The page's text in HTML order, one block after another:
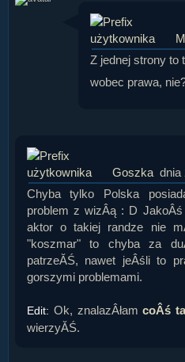
1,087
3,921
Komentarzy do materiałów:
Z jednej strony to
wobec prawa,
Goszka dnia
Chyba tylko Polska
problem z wizÂą : D
aktor o takiej randze nie
"koszmar" to chyba za
patrzeĂŚ, nawet jeÂśli to
gorszymi problemami.
Edit: Ok, znalazÂłamcoÂś
wierzyĂŚ.